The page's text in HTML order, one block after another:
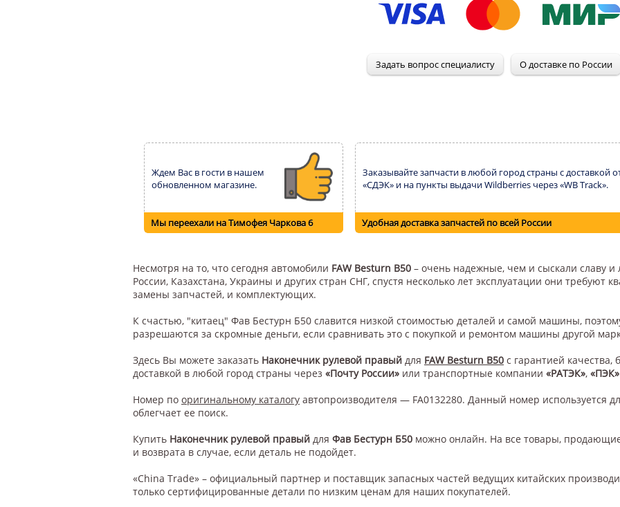
Ждем Вас в гости в нашем
обновленном магазине.
Мы переехали на Тимофея Чаркова 6
Заказывайте запчасти в любой город страны с доставкой
«СДЭК» и на пункты выдачи Wildberries через «WB Track».
Удобная доставка запчастей по всей России
Несмотря на то, что сегодня автомобили FAW Besturn B50 – очень надежные, чем и сыскали славу и
России, Казахстана, Украины и других стран СНГ, спустя несколько лет эксплуатации они требуют
замены запчастей, и комплектующих.
К счастью, "китаец" Фав Бестурн Б50 славится низкой стоимостью деталей и самой машины,
разрешаются за скромные деньги, если сравнивать это с покупкой и ремонтом машины другой
Здесь Вы можете заказать Наконечник рулевой правый для FAW Besturn B50 с гарантией
доставкой в любой город страны через «Почту России» или транспортные компании «РАТЭК», «ПЭК»
Номер по оригинальному каталогу автопроизводителя — FA0132280. Данный номер используется
облегчает ее поиск.
Купить Наконечник рулевой правый для Фав Бестурн Б50 можно онлайн. На все товары,
и возврата в случае, если деталь не подойдет.
«China Trade» – официальный партнер и поставщик запасных частей ведущих китайских
только сертифицированные детали по низким ценам для наших покупателей.